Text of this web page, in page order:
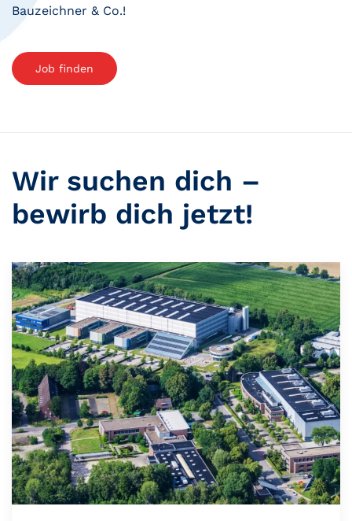
Bauzeichner & Co.!
Job finden
Wir suchen dich –
bewirb dich jetzt!